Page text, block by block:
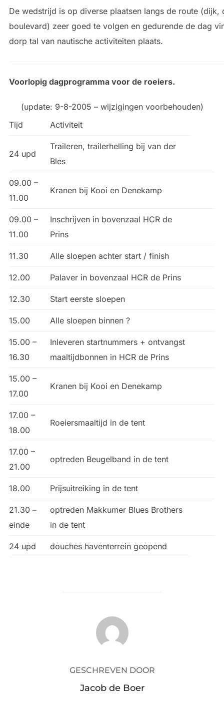
De wedstrijd is op diverse plaatsen langs de route (dijk,
boulevard) zeer goed te volgen en gedurende de dag
dorp tal van nautische activiteiten plaats.
Voorlopig dagprogramma voor de roeiers.
(update: 9-8-2005 – wijzigingen voorbehouden)
Tijd
Activiteit
24 upd
Traileren, trailerhelling bij van der
Bles
09.00 –
11.00
Kranen bij Kooi en Denekamp
09.00 –
11.00
Inschrijven in bovenzaal HCR de
Prins
11.30 Alle sloepen achter start / finish
12.00 Palaver in bovenzaal HCR de Prins
12.30 Start eerste sloepen
15.00 Alle sloepen binnen ?
15.00 –
16.30
Inleveren startnummers + ontvangst
maaltijdbonnen in HCR de Prins
15.00 –
17.00
Kranen bij Kooi en Denekamp
17.00 –
18.00
Roeiersmaaltijd in de tent
17.00 –
21.00
optreden Beugelband in de tent
18.00 Prijsuitreiking in de tent
21.30 –
einde
optreden Makkumer Blues Brothers
in de tent
24 upd douches haventerrein geopend
BERICHTAUTEUR
GESCHREVEN DOOR
Jacob de Boer